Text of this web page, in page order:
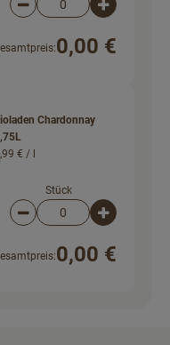
Artikelanzahl
0,00 €
Chardonnay
€ / l
Stück
Artikelanzahl
0,00 €